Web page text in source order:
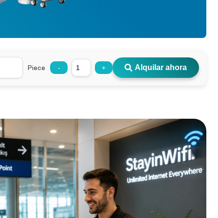
Piece - + Alquilar ahora